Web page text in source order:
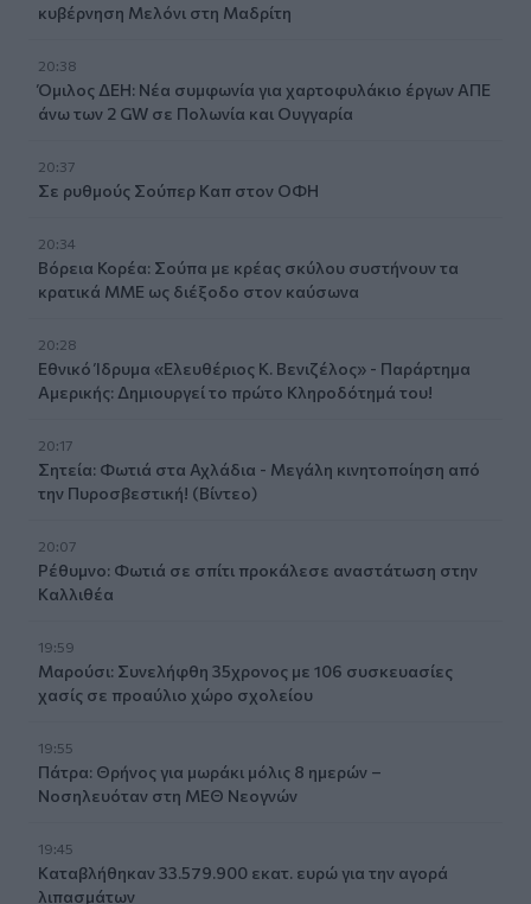
κυβέρνηση Μελόνι στη Μαδρίτη
20:38
Όμιλος ΔΕΗ: Νέα συμφωνία για χαρτοφυλάκιο έργων ΑΠΕ
άνω των 2 GW σε Πολωνία και Ουγγαρία
20:37
Σε ρυθμούς Σούπερ Καπ στον ΟΦΗ
20:34
Βόρεια Κορέα: Σούπα με κρέας σκύλου συστήνουν τα
κρατικά ΜΜΕ ως διέξοδο στον καύσωνα
20:28
Εθνικό Ίδρυμα «Ελευθέριος Κ. Βενιζέλος» - Παράρτημα
Αμερικής: Δημιουργεί το πρώτο Κληροδότημά του!
20:17
Σητεία: Φωτιά στα Αχλάδια - Μεγάλη κινητοποίηση από
την Πυροσβεστική! (Βίντεο)
20:07
Ρέθυμνο: Φωτιά σε σπίτι προκάλεσε αναστάτωση στην
Καλλιθέα
19:59
Μαρούσι: Συνελήφθη 35χρονος με 106 συσκευασίες
χασίς σε προαύλιο χώρο σχολείου
19:55
Πάτρα: Θρήνος για μωράκι μόλις 8 ημερών –
Νοσηλευόταν στη ΜΕΘ Νεογνών
19:45
Καταβλήθηκαν 33.579.900 εκατ. ευρώ για την αγορά
λιπασμάτων